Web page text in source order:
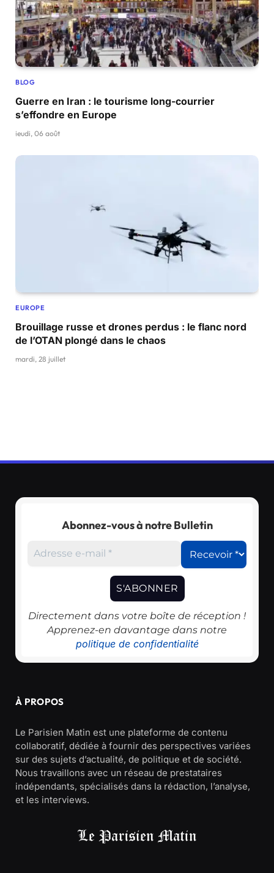
BLOG
Guerre en Iran : le tourisme long-courrier
s’effondre en Europe
jeudi, 06 août
EUROPE
Brouillage russe et drones perdus : le flanc nord
de l’OTAN plongé dans le chaos
mardi, 28 juillet
Abonnez-vous à notre Bulletin
Directement dans votre boîte de réception !
Apprenez-en davantage dans notre
politique de confidentialité
À PROPOS
Le Parisien Matin est une plateforme de contenu
collaboratif, dédiée à fournir des perspectives variées
sur des sujets d’actualité, de politique et de société.
Nous travaillons avec un réseau de prestataires
indépendants, spécialisés dans la rédaction, l’analyse,
et les interviews.